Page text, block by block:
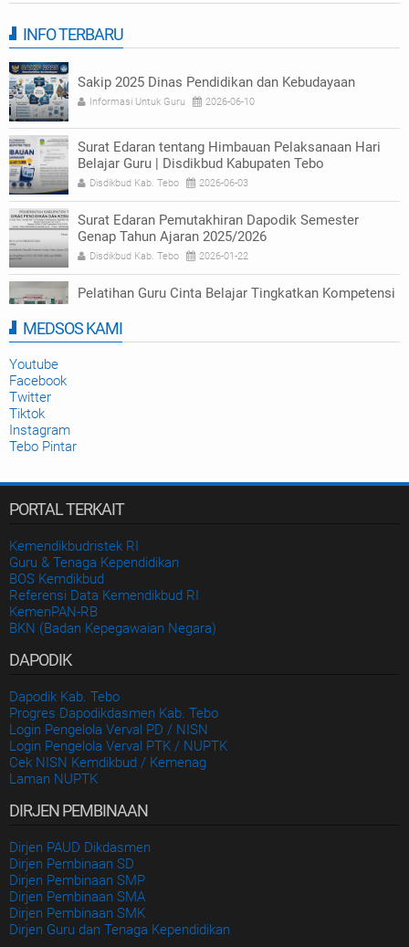
INFO TERBARU
Sakip 2025 Dinas Pendidikan dan Kebudayaan
Informasi Untuk Guru 2026-06-10
Surat Edaran tentang Himbauan Pelaksanaan Hari
Belajar Guru | Disdikbud Kabupaten Tebo
Disdikbud Kab. Tebo 2026-06-03
Surat Edaran Pemutakhiran Dapodik Semester
Genap Tahun Ajaran 2025/2026
Disdikbud Kab. Tebo 2026-01-22
Pelatihan Guru Cinta Belajar Tingkatkan Kompetensi
Disdikbud Kab. Tebo
MEDSOS KAMI
Youtube
Facebook
Twitter
Tiktok
Instagram
Tebo Pintar
PORTAL TERKAIT
Kemendikbudristek RI
Guru & Tenaga Kependidikan
BOS Kemdikbud
Referensi Data Kemendikbud RI
KemenPAN-RB
BKN (Badan Kepegawaian Negara)
DAPODIK
Dapodik Kab. Tebo
Progres Dapodikdasmen Kab. Tebo
Login Pengelola Verval PD / NISN
Login Pengelola Verval PTK / NUPTK
Cek NISN Kemdikbud / Kemenag
Laman NUPTK
DIRJEN PEMBINAAN
Dirjen PAUD Dikdasmen
Dirjen Pembinaan SD
Dirjen Pembinaan SMP
Dirjen Pembinaan SMA
Dirjen Pembinaan SMK
Dirjen Guru dan Tenaga Kependidikan